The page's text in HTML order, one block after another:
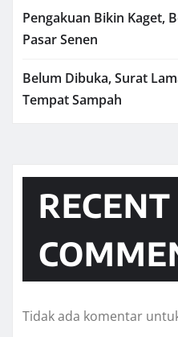
Pengakuan Bikin Kaget,
Pasar Senen
Belum Dibuka, Surat
Tempat Sampah
RECENT
Tidak ada komentar